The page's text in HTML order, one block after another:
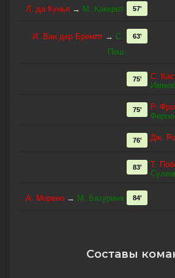
Л. да Кунья → М. Какерет 57'
И. Ван дер Бремпт → С.
Пош
63'
С.
75'
Р.
75'
Дж.
76'
Т.
83'
А. Морено → М. Батурина 84'
Составы